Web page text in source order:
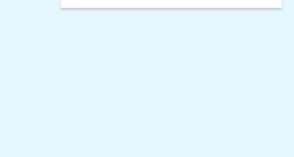
ットルームを変えて、楽